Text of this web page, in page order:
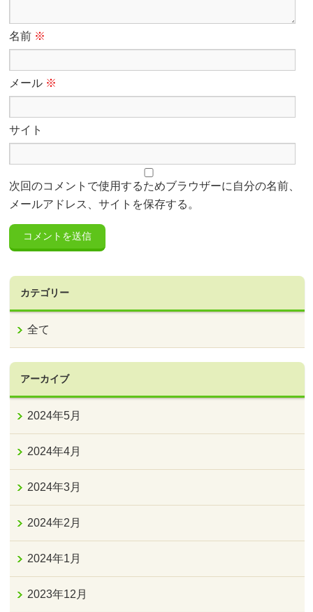
名前 ※
メール ※
サイト
次回のコメントで使用するためブラウザーに自分の名前、
メールアドレス、サイトを保存する。
カテゴリー
全て
アーカイブ
2024年5月
2024年4月
2024年3月
2024年2月
2024年1月
2023年12月